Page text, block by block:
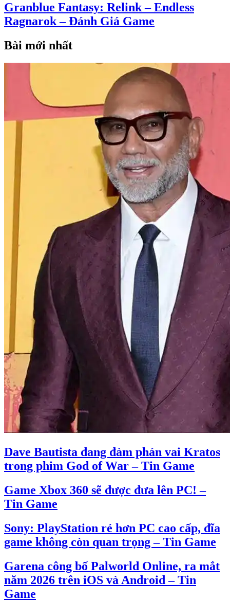
Granblue Fantasy: Relink – Endless
Ragnarok – Đánh Giá Game
Bài mới nhất
Dave Bautista đang đàm phán vai Kratos
trong phim God of War – Tin Game
Game Xbox 360 sẽ được đưa lên PC! –
Tin Game
Sony: PlayStation rẻ hơn PC cao cấp, đĩa
game không còn quan trọng – Tin Game
Garena công bố Palworld Online, ra mắt
năm 2026 trên iOS và Android – Tin
Game